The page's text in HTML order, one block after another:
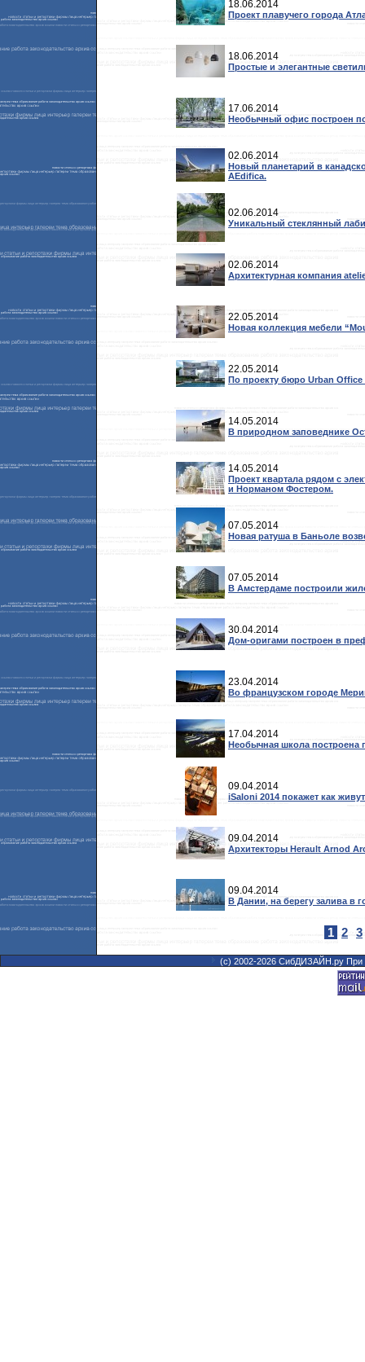
18.06.2014
Проект плавучего города
18.06.2014
Простые и элегантные
17.06.2014
Необычный офис построен
02.06.2014
Новый планетарий в
AEdifica.
02.06.2014
Уникальный стеклянный
02.06.2014
Архитектурная компания
22.05.2014
Новая коллекция мебели
22.05.2014
По проекту бюро Urban
14.05.2014
В природном заповеднике
14.05.2014
Проект квартала рядом с
и Норманом Фостером.
07.05.2014
Новая ратуша в Баньоле
07.05.2014
В Амстердаме построили
30.04.2014
Дом-оригами построен в
23.04.2014
Во французском городе
17.04.2014
Необычная школа построена
09.04.2014
iSaloni 2014 покажет как
09.04.2014
Архитекторы Herault Arnod
09.04.2014
В Дании, на берегу залива в
1 2 3
(с) 2002-2026 СибДИЗАЙН.ру При